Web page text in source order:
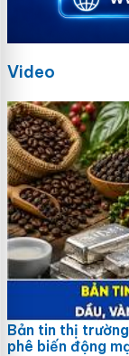
Video
Bản tin thị
phê biến động